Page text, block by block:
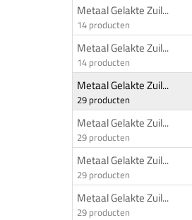
Metaal Gelakte Zuil...
14 producten
Metaal Gelakte Zuil...
14 producten
Metaal Gelakte Zuil...
29 producten
Metaal Gelakte Zuil...
29 producten
Metaal Gelakte Zuil...
29 producten
Metaal Gelakte Zuil...
29 producten